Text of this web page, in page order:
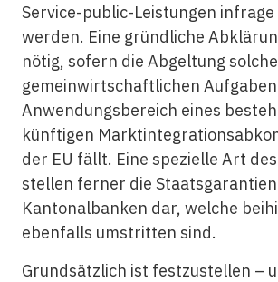
Service-public-Leistungen
werden. Eine gründliche
nötig, sofern die Abgeltung
gemeinwirtschaftlichen
Anwendungsbereich eines
künftigen
der EU fällt. Eine spezielle Art
stellen ferner die
Kantonalbanken dar, welche
ebenfalls umstritten sind.
Grundsätzlich ist festzustellen –